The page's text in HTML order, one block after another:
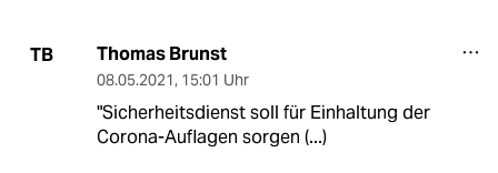
TB Thomas Brunst
08.05.2021, 15:01 Uhr
"Sicherheitsdienst soll für Einhaltung der
Corona-Auflagen sorgen (...)